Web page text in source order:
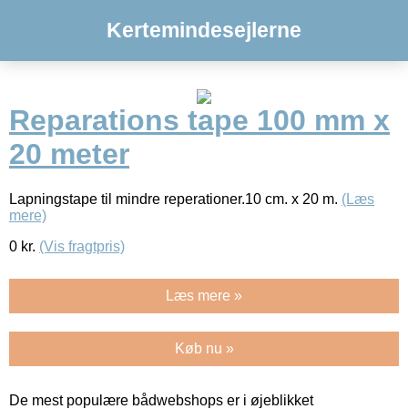
Kertemindesejlerne
Reparations tape 100 mm x
20 meter
Lapningstape til mindre reperationer.10 cm. x 20 m. (Læs
mere)
0 kr. (Vis fragtpris)
Læs mere »
Køb nu »
De mest populære bådwebshops er i øjeblikket